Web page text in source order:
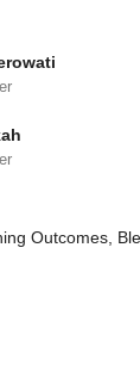
Outcomes,